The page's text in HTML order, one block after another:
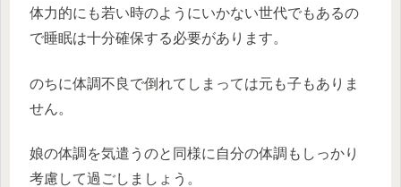
体力的にも若い時のようにいかない世代でもあるの
で睡眠は十分確保する必要があります。
のちに体調不良で倒れてしまっては元も子もありま
せん。
娘の体調を気遣うのと同様に自分の体調もしっかり
考慮して過ごしましょう。